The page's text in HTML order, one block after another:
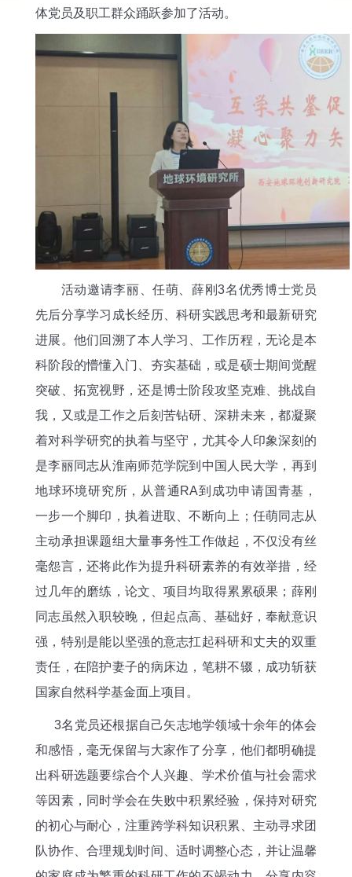
体党员及职工群众踊跃参加了活动。
活动邀请李丽、任萌、薛刚3名优秀博士党员
先后分享学习成长经历、科研实践思考和最新研究
进展。他们回溯了本人学习、工作历程，无论是本
科阶段的懵懂入门、夯实基础，或是硕士期间觉醒
突破、拓宽视野，还是博士阶段攻坚克难、挑战自
我，又或是工作之后刻苦钻研、深耕未来，都凝聚
着对科学研究的执着与坚守，尤其令人印象深刻的
是李丽同志从淮南师范学院到中国人民大学，再到
地球环境研究所，从普通RA到成功申请国青基，
一步一个脚印，执着进取、不断向上；任萌同志从
主动承担课题组大量事务性工作做起，不仅没有丝
毫怨言，还将此作为提升科研素养的有效举措，经
过几年的磨练，论文、项目均取得累累硕果；薛刚
同志虽然入职较晚，但起点高、基础好，奉献意识
强，特别是能以坚强的意志扛起科研和丈夫的双重
责任，在陪护妻子的病床边，笔耕不辍，成功斩获
国家自然科学基金面上项目。
3名党员还根据自己矢志地学领域十余年的体会
和感悟，毫无保留与大家作了分享，他们都明确提
出科研选题要综合个人兴趣、学术价值与社会需求
等因素，同时学会在失败中积累经验，保持对研究
的初心与耐心，注重跨学科知识积累、主动寻求团
队协作、合理规划时间、适时调整心态，并让温馨